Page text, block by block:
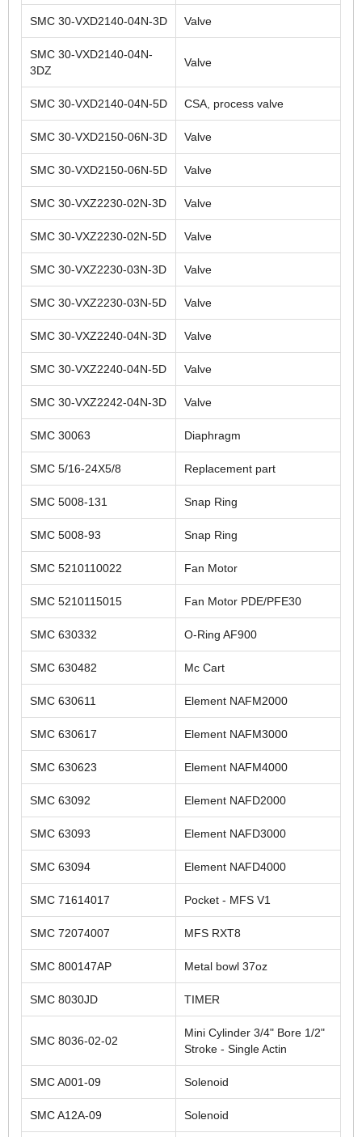
SMC 30-VXD2140-04N-3D Valve
SMC 30-VXD2140-04N-
3DZ
Valve
SMC 30-VXD2140-04N-5D CSA, process valve
SMC 30-VXD2150-06N-3D Valve
SMC 30-VXD2150-06N-5D Valve
SMC 30-VXZ2230-02N-3D Valve
SMC 30-VXZ2230-02N-5D Valve
SMC 30-VXZ2230-03N-3D Valve
SMC 30-VXZ2230-03N-5D Valve
SMC 30-VXZ2240-04N-3D Valve
SMC 30-VXZ2240-04N-5D Valve
SMC 30-VXZ2242-04N-3D Valve
SMC 30063 Diaphragm
SMC 5/16-24X5/8 Replacement part
SMC 5008-131 Snap Ring
SMC 5008-93 Snap Ring
SMC 5210110022 Fan Motor
SMC 5210115015 Fan Motor PDE/PFE30
SMC 630332 O-Ring AF900
SMC 630482 Mc Cart
SMC 630611 Element NAFM2000
SMC 630617 Element NAFM3000
SMC 630623 Element NAFM4000
SMC 63092 Element NAFD2000
SMC 63093 Element NAFD3000
SMC 63094 Element NAFD4000
SMC 71614017 Pocket - MFS V1
SMC 72074007 MFS RXT8
SMC 800147AP Metal bowl 37oz
SMC 8030JD TIMER
SMC 8036-02-02
Mini Cylinder 3/4" Bore 1/2"
Stroke - Single Actin
SMC A001-09 Solenoid
SMC A12A-09 Solenoid